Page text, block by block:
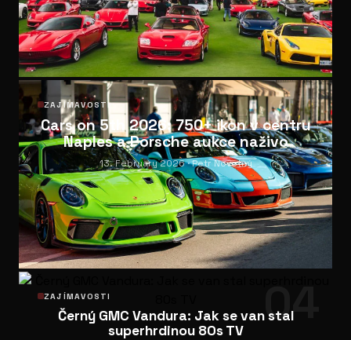
03
ZAJÍMAVOSTI
Cars on 5th 2026: 750+ ikon v centru
Naples a Porsche aukce naživo
13. February 2026· Petr Novotný
04
ZAJÍMAVOSTI
Černý GMC Vandura: Jak se van stal
superhrdinou 80s TV